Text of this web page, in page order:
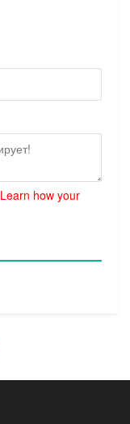
Learn how your